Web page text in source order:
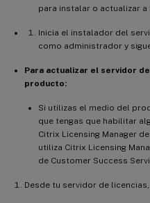
para instalar o actualizar a
Inicia el instalador del
como administrador y
Para actualizar el servidor
producto:
Si utilizas el medio del
que tengas que habilitar
Citrix Licensing Manager
utiliza Citrix Licensing
de Customer Success
Desde tu servidor de